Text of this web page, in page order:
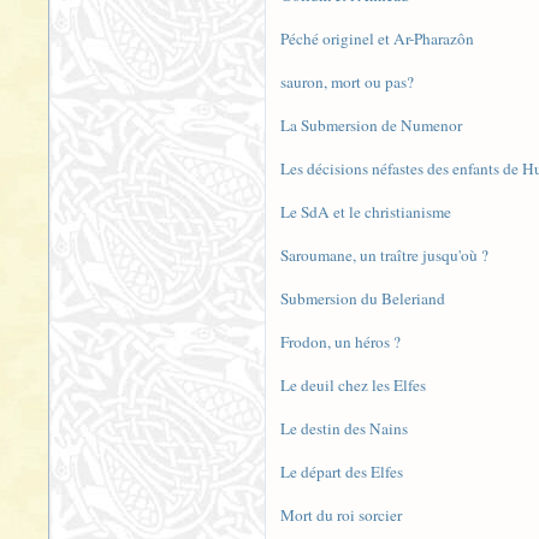
Péché originel et Ar-Pharazôn
sauron, mort ou pas?
La Submersion de Numenor
Les décisions néfastes des enfants de
Le SdA et le christianisme
Saroumane, un traître jusqu'où ?
Submersion du Beleriand
Frodon, un héros ?
Le deuil chez les Elfes
Le destin des Nains
Le départ des Elfes
Mort du roi sorcier